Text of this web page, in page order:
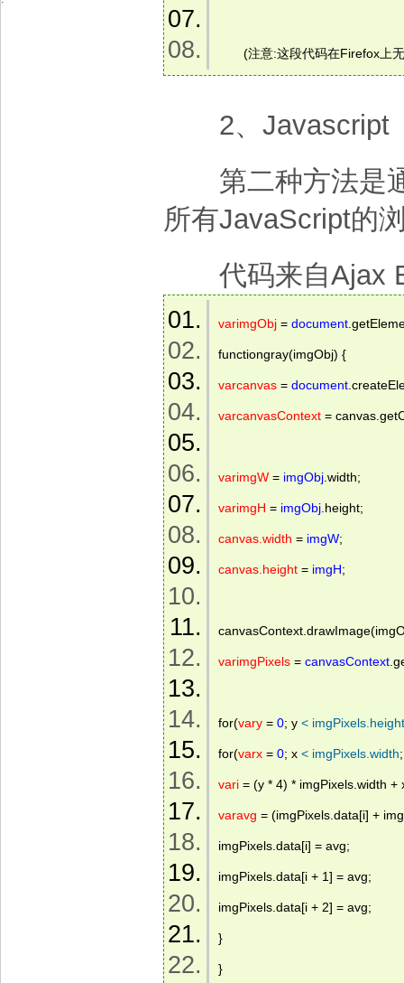
(注意:这段代码在Firefox上
2、Javascript
第二种方法是通
所有JavaScript的
代码来自Ajax
varimgObj = document
functiongray(imgObj) {
varcanvas = document
varcanvasContext =
varimgW = imgObj .width;
varimgH = imgObj .height;
canvas.width = imgW;
canvas.height = imgH;
varimgPixels = canvasContext
for(vary = 0; y < imgPixels.height
for(varx = 0; x < imgPixels.width
vari = (y * 4) * imgPixels.width +
varavg = (imgPixels.data[i] +
imgPixels.data[i] = avg;
imgPixels.data[i + 1] = avg;
imgPixels.data[i + 2] = avg;
}
}